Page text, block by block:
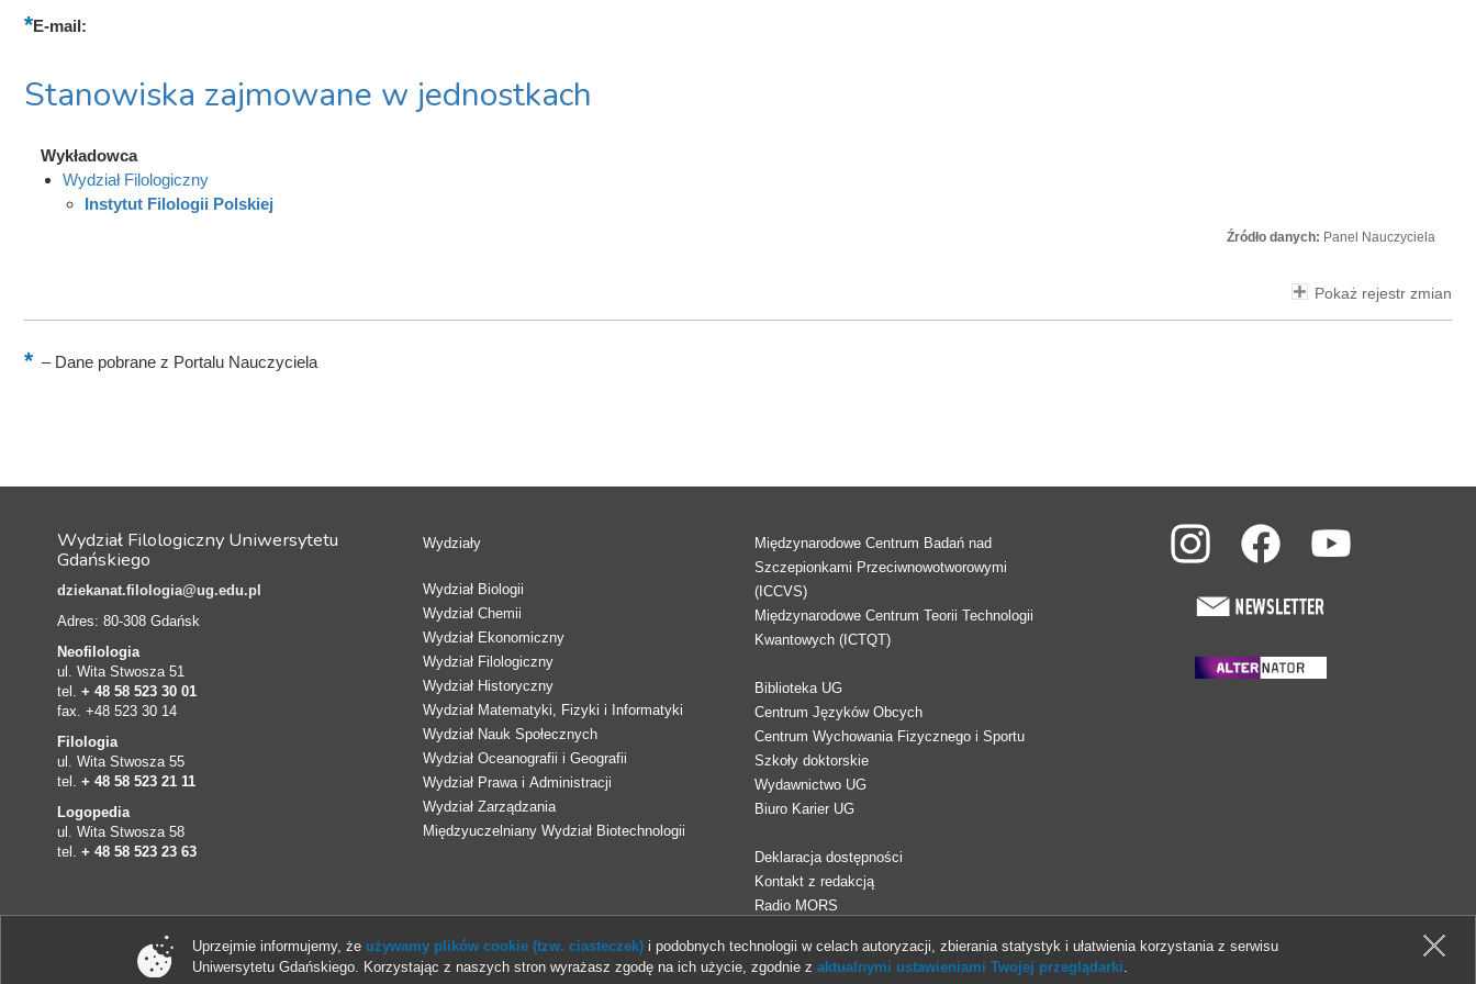
E-mail:
Stanowiska zajmowane w jednostkach
Wykładowca
Wydział Filologiczny
Instytut Filologii Polskiej
Źródło danych: Panel Nauczyciela
Pokaż rejestr zmian
–Dane pobrane z Portalu Nauczyciela
Wydział Filologiczny Uniwersytetu
Gdańskiego
dziekanat.filologia@ug.edu.pl
Adres: 80-308 Gdańsk
Neofilologia
ul. Wita Stwosza 51
tel. + 48 58 523 30 01
fax. +48 523 30 14
Filologia
ul. Wita Stwosza 55
tel. + 48 58 523 21 11
Logopedia
ul. Wita Stwosza 58
tel. + 48 58 523 23 63
Wydziały
Wydział Biologii
Wydział Chemii
Wydział Ekonomiczny
Wydział Filologiczny
Wydział Historyczny
Wydział Matematyki, Fizyki i Informatyki
Wydział Nauk Społecznych
Wydział Oceanografii i Geografii
Wydział Prawa i Administracji
Wydział Zarządzania
Międzyuczelniany Wydział Biotechnologii
Międzynarodowe Centrum Badań nad
Szczepionkami Przeciwnowotworowymi
(ICCVS)
Międzynarodowe Centrum Teorii Technologii
Kwantowych (ICTQT)
Biblioteka UG
Centrum Języków Obcych
Centrum Wychowania Fizycznego i Sportu
Szkoły doktorskie
Wydawnictwo UG
Biuro Karier UG
Deklaracja dostępności
Kontakt z redakcją
Radio MORS
© 2013-2026 Uniwersytet Gdański
Uprzejmie informujemy, że używamy plików cookie (tzw. ciasteczek)i podobnych technologii w celach autoryzacji, zbierania statystyk i ułatwienia korzystania z serwisu
Uniwersytetu Gdańskiego. Korzystając z naszych stron wyrażasz zgodę na ich użycie, zgodnie z aktualnymi ustawieniami Twojej przeglądarki.